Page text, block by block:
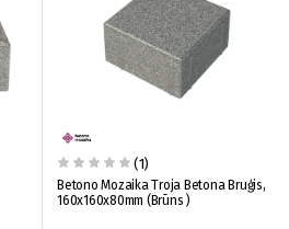
(1)
Betono Mozaika Troja Betona Bruģis,
160x160x80mm (Brūns )